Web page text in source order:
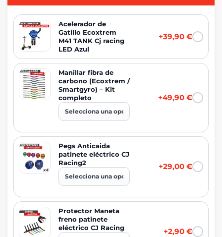
Acelerador de
Gatillo Ecoxtrem
M41 TANK Cj racing
LED Azul
+39,90 €
Manillar fibra de
carbono (Ecoxtrem /
Smartgyro) – Kit
completo
+49,90 €
Pegs Anticaida
patinete eléctrico CJ
Racing2
+29,00 €
Protector Maneta
freno patinete
eléctrico CJ Racing
+2,90 €